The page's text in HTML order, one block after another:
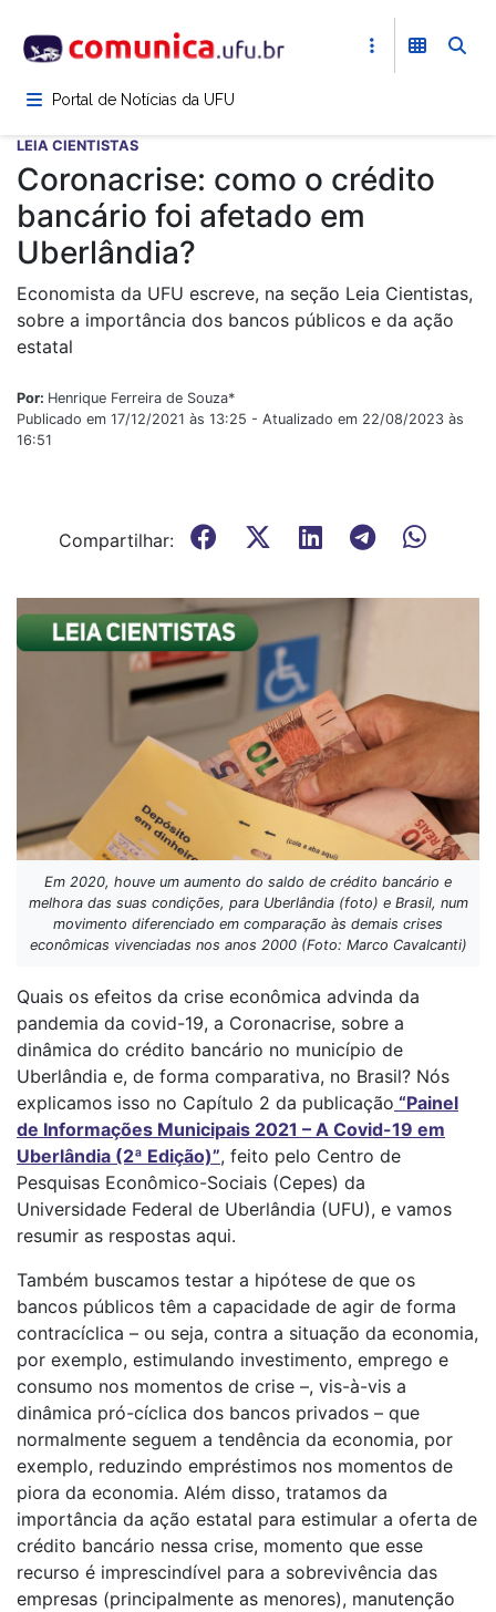
para
conteúdoPortal de Notícias da UFU
LEIA CIENTISTAS
Coronacrise: como o crédito
bancário foi afetado em
Uberlândia?
Economista da UFU escreve, na seção Leia Cientistas,
sobre a importância dos bancos públicos e da ação
estatal
Por: Henrique Ferreira de Souza*
Publicado em 17/12/2021 às 13:25 - Atualizado em 22/08/2023 às
16:51
Compartilhar:
Em 2020, houve um aumento do saldo de crédito bancário e
melhora das suas condições, para Uberlândia (foto) e Brasil, num
movimento diferenciado em comparação às demais crises
econômicas vivenciadas nos anos 2000 (Foto: Marco Cavalcanti)
Quais os efeitos da crise econômica advinda da
pandemia da covid-19, a Coronacrise, sobre a
dinâmica do crédito bancário no município de
Uberlândia e, de forma comparativa, no Brasil? Nós
explicamos isso no Capítulo 2 da publicação “Painel
de Informações Municipais 2021 – A Covid-19 em
Uberlândia (2ª Edição)”, feito pelo Centro de
Pesquisas Econômico-Sociais (Cepes) da
Universidade Federal de Uberlândia (UFU), e vamos
resumir as respostas aqui.
Também buscamos testar a hipótese de que os
bancos públicos têm a capacidade de agir de forma
contracíclica – ou seja, contra a situação da economia,
por exemplo, estimulando investimento, emprego e
consumo nos momentos de crise –, vis-à-vis a
dinâmica pró-cíclica dos bancos privados – que
normalmente seguem a tendência da economia, por
exemplo, reduzindo empréstimos nos momentos de
piora da economia. Além disso, tratamos da
importância da ação estatal para estimular a oferta de
crédito bancário nessa crise, momento que esse
recurso é imprescindível para a sobrevivência das
empresas (principalmente as menores), manutenção